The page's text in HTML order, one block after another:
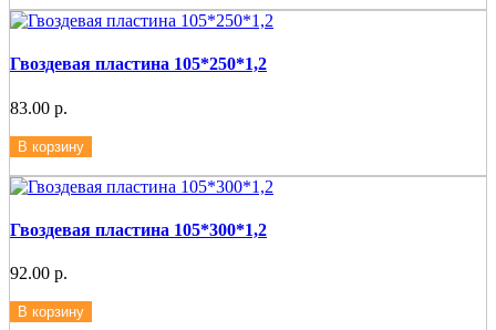
Гвоздевая пластина 105*250*1,2
83.00 р.
В корзину
Гвоздевая пластина 105*300*1,2
92.00 р.
В корзину